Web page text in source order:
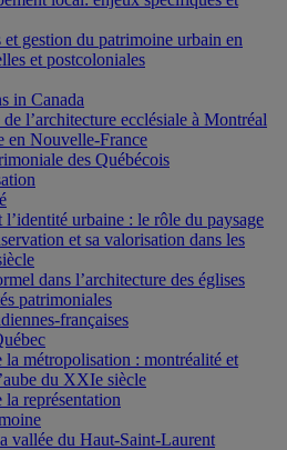
et gestion du patrimoine urbain en
et postcoloniales
in Canada
l’architecture ecclésiale à Montréal
en Nouvelle-France
des Québécois
urbaine : le rôle du paysage
et sa valorisation dans les
dans l’architecture des églises
patrimoniales
françaises
la métropolisation : montréalité et
du XXIe siècle
la représentation
vallée du Haut-Saint-Laurent